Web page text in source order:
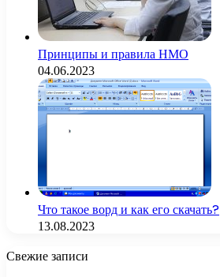
Принципы и правила НМО
04.06.2023
Что такое ворд и как его скачать?
13.08.2023
Свежие записи